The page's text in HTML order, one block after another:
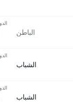
الباطن
الشباب
الشباب